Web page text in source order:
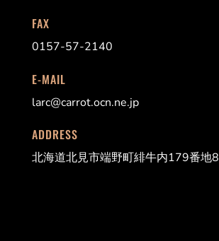
FAX
0157-57-2140
E-MAIL
larc@carrot.ocn.ne.jp
ADDRESS
北海道北見市端野町緋牛内179番地8